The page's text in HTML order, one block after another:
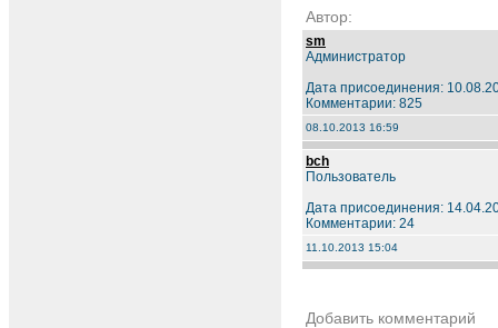
Автор:
sm
Администратор
Дата присоединения:
Комментарии: 825
08.10.2013 16:59
bch
Пользователь
Дата присоединения:
Комментарии: 24
11.10.2013 15:04
Добавить комментарий